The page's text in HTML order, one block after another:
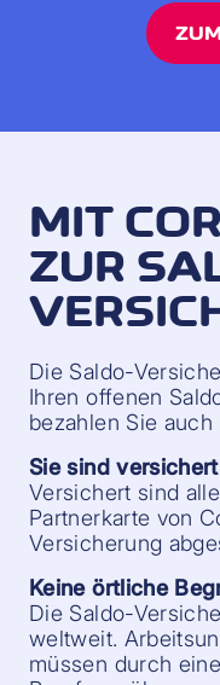
MIT
ZUR
Die Saldo-
Ihren offenen
bezahlen Sie auch
Sie sind versichert
Versichert sind
Partnerkarte von
Versicherung
Keine örtliche
Die Saldo-
weltweit.
müssen durch